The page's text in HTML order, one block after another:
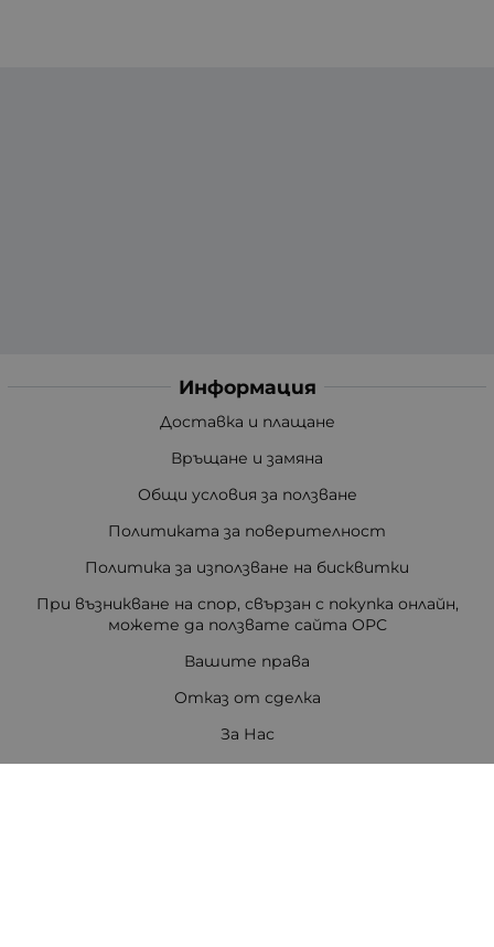
Информация
Доставка и плащане
Връщане и замяна
Общи условия за ползване
Политиката за поверителност
Политика за използване на бисквитки
При възникване на спор, свързан с покупка онлайн,
можете да ползвате сайта ОРС
Вашите права
Отказ от сделка
За Нас
Цветен код на резисторите